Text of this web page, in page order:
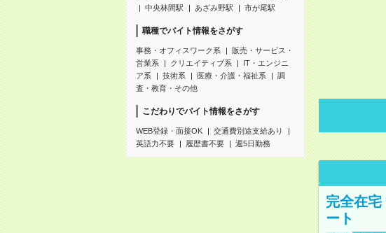
中央林間駅
あざみ野駅 市が尾駅
職種でバイト情報をさがす
事務・オフィスワーク系
販売・サービス・
営業系
クリエイティブ系
IT・エンジニ
ア系
技術系 医療・介護・福祉系
調
査・教育・その他
こだわりでバイト情報をさがす
WEB登録・面接OK
交通費別途支給あり
英語力不要
履歴書不要 週5日勤務
完全在
ート